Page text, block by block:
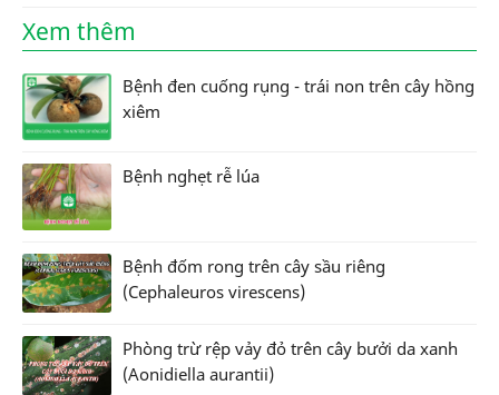
Xem thêm
Bệnh đen cuống rụng - trái non trên cây hồng
xiêm
Bệnh nghẹt rễ lúa
Bệnh đốm rong trên cây sầu riêng
(Cephaleuros virescens)
Phòng trừ rệp vảy đỏ trên cây bưởi da xanh
(Aonidiella aurantii)